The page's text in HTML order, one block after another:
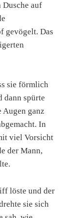
Dusche auf
gevögelt. Das
sie förmlich
dann spürte
Augen ganz
In
viel Vorsicht
der Mann,
löste und der
sie sich